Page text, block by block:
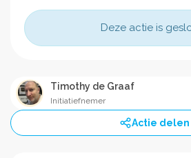
Deze actie is
Timothy de Graaf
Initiatiefnemer
Actie delen